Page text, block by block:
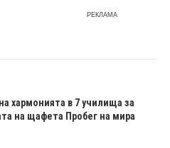
РЕКЛАМА
хармонията в 7 училища за
на щафета Пробег на мира